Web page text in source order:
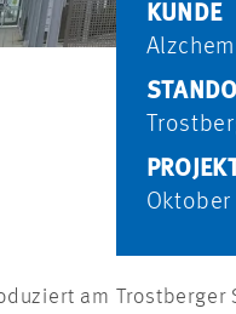
KUNDE
am